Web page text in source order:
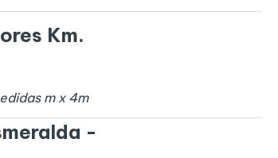
Km.
m x 4m
-